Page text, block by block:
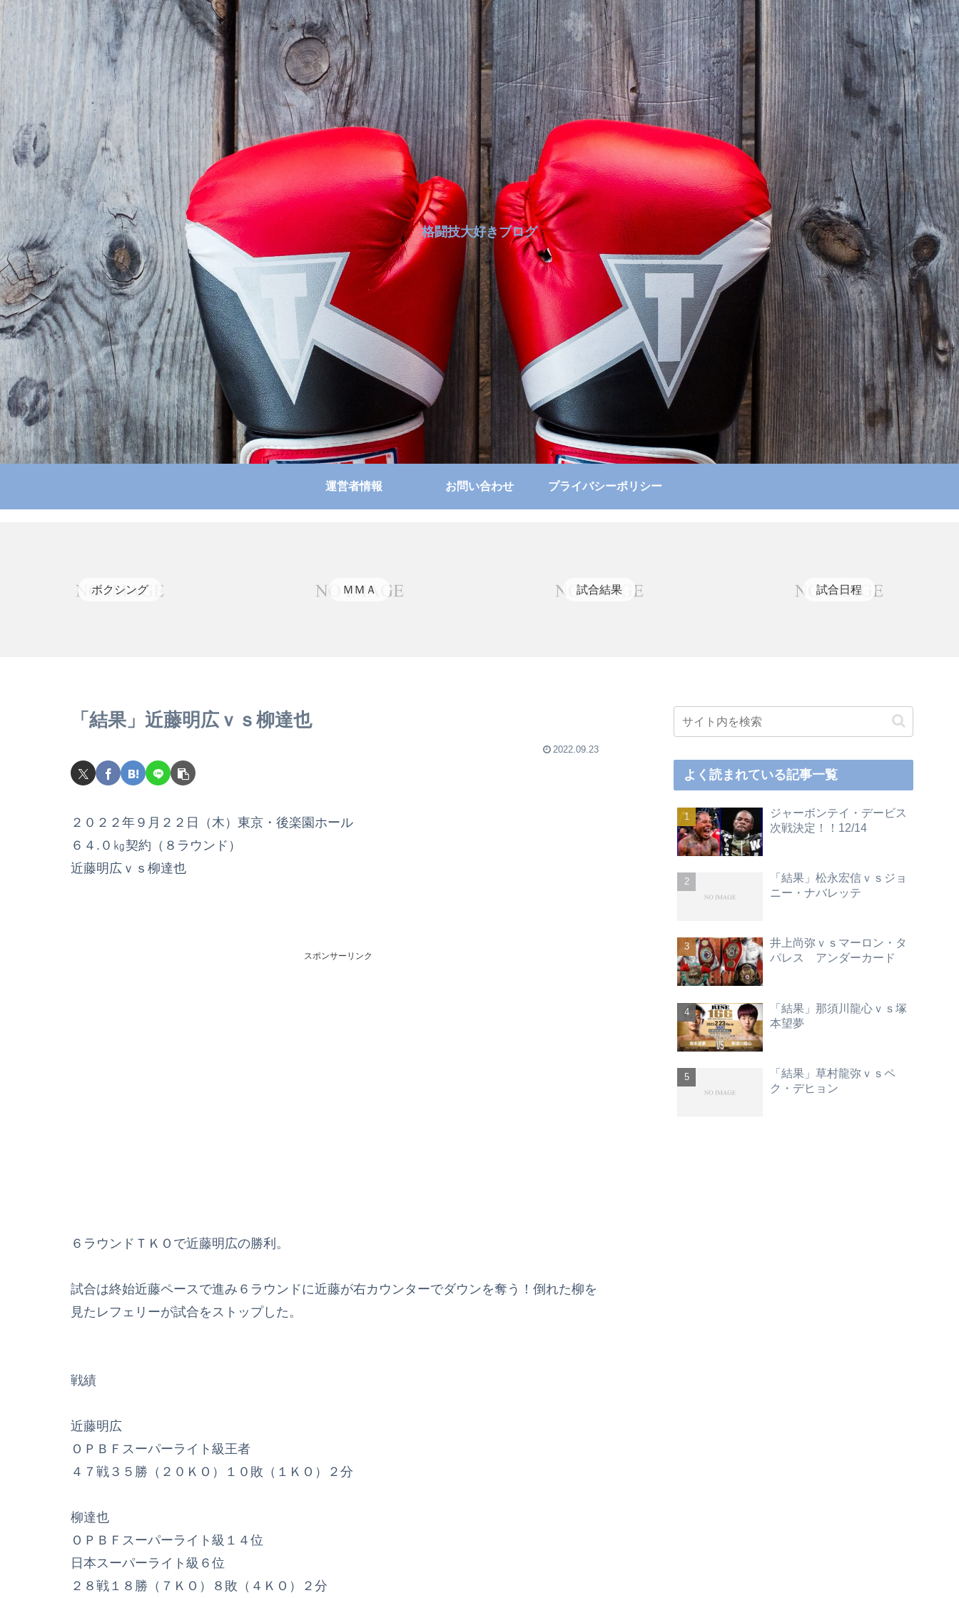
格闘技大好きブログ
運営者情報 お問い合わせ プライバシーポリシー
ボクシング ＭＭＡ 試合結果 試合日程
「結果」近藤明広ｖｓ柳達也
2022.09.23
２０２２年９月２２日（木）東京・後楽園ホール
６４.０㎏契約（８ラウンド）
近藤明広ｖｓ柳達也
スポンサーリンク
６ラウンドＴＫＯで近藤明広の勝利。
試合は終始近藤ペースで進み６ラウンドに近藤が右カウンターでダウンを奪う！倒れた柳を
見たレフェリーが試合をストップした。
戦績
近藤明広
ＯＰＢＦスーパーライト級王者
４７戦３５勝（２０ＫＯ）１０敗（１ＫＯ）２分
柳達也
ＯＰＢＦスーパーライト級１４位
日本スーパーライト級６位
２８戦１８勝（７ＫＯ）８敗（４ＫＯ）２分
よく読まれている記事一覧
ジャーボンテイ・デービス
次戦決定！！12/14
「結果」松永宏信ｖｓジョ
ニー・ナバレッテ
井上尚弥ｖｓマーロン・タ
パレス アンダーカード
「結果」那須川龍心ｖｓ塚
本望夢
「結果」草村龍弥ｖｓペ
ク・デヒョン